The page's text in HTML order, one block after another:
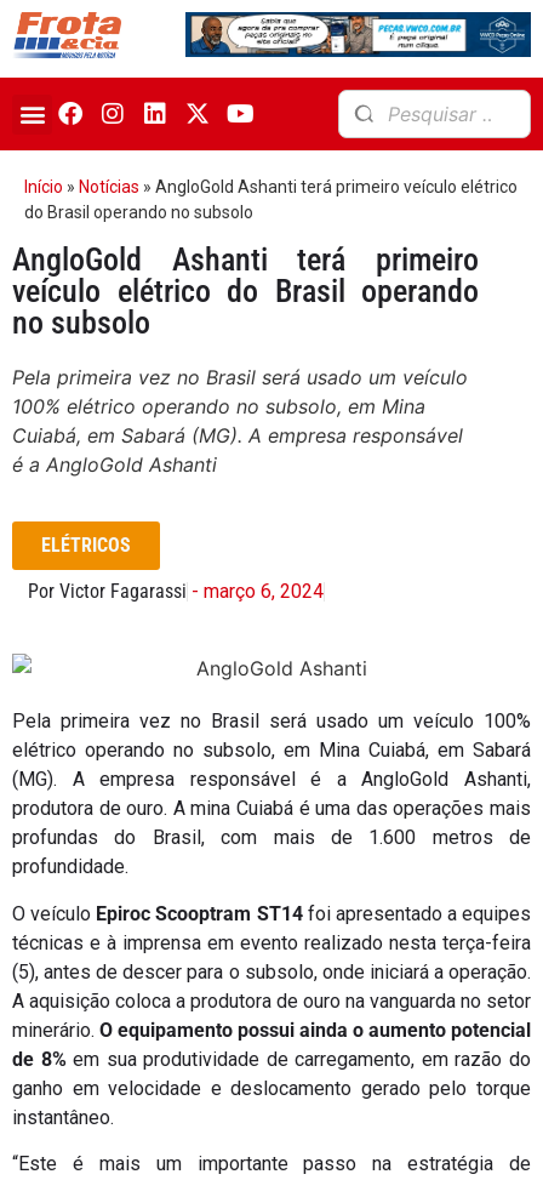
Início » Notícias » AngloGold Ashanti terá primeiro veículo elétrico
do Brasil operando no subsolo
AngloGold Ashanti terá primeiro
veículo elétrico do Brasil operando
no subsolo
Pela primeira vez no Brasil será usado um veículo
100% elétrico operando no subsolo, em Mina
Cuiabá, em Sabará (MG). A empresa responsável
é a AngloGold Ashanti
ELÉTRICOS
Por Victor Fagarassi - março 6, 2024
Pela primeira vez no Brasil será usado um veículo 100%
elétrico operando no subsolo, em Mina Cuiabá, em Sabará
(MG). A empresa responsável é a AngloGold Ashanti,
produtora de ouro. A mina Cuiabá é uma das operações mais
profundas do Brasil, com mais de 1.600 metros de
profundidade.
O veículo Epiroc Scooptram ST14foi apresentado a equipes
técnicas e à imprensa em evento realizado nesta terça-feira
(5), antes de descer para o subsolo, onde iniciará a operação.
A aquisição coloca a produtora de ouro na vanguarda no setor
minerário. O equipamento possui ainda o aumento potencial
de 8%em sua produtividade de carregamento, em razão do
ganho em velocidade e deslocamento gerado pelo torque
instantâneo.
“Este é mais um importante passo na estratégia de